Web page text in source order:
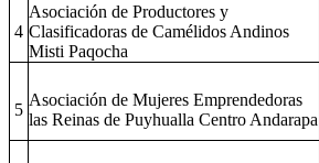
4
Asociación de Productores y
Clasificadoras de Camélidos Andinos
Misti Paqocha
5
Asociación de Mujeres Emprendedoras
las Reinas de Puyhualla Centro Andarapa